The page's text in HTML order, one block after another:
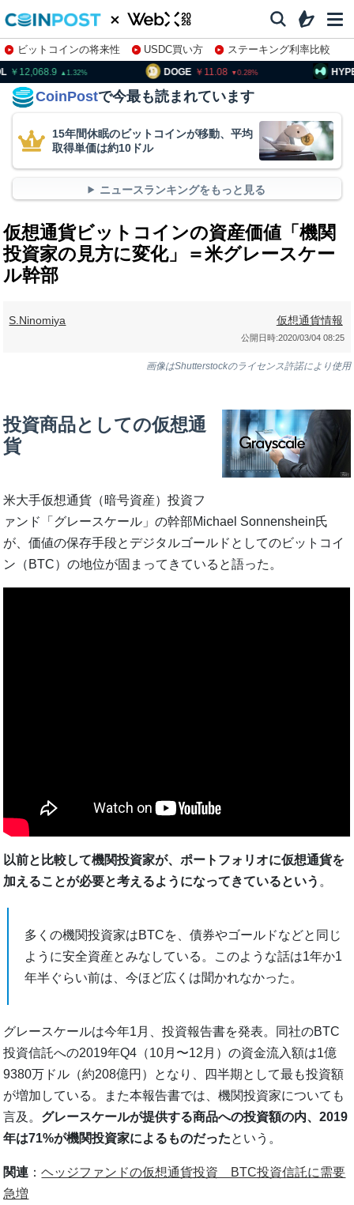
ビットコインの将来性 USDC買い方
ステーキング利率比較
株特集・関連銘柄
1.32 DOGE 11.08 0.28 HYPE
CoinPostで今最も読まれています
15年間休眠のビットコインが移動、平均
取得単価は約10ドル
ニュースランキングをもっと見る
仮想通貨ビットコインの資産価値「機関
投資家の見方に変化」＝米グレースケー
ル幹部
S.Ninomiya 仮想通貨情報
公開日時:2020/03/04 08:25
画像はShutterstockのライセンス許諾により使用
投資商品としての仮想通
貨
米大手仮想通貨（暗号資産）投資フ
ァンド「グレースケール」の幹部Michael Sonnenshein氏
が、価値の保存手段とデジタルゴールドとしてのビットコイ
ン（BTC）の地位が固まってきていると語った。
以前と比較して機関投資家が、ポートフォリオに仮想通貨を
加えることが必要と考えるようになってきているという 。
多くの機関投資家はBTCを、債券やゴールドなどと同じ
ように安全資産とみなしている。このような話は1年か1
年半ぐらい前は、今ほど広くは聞かれなかった。
グレースケールは今年1月、投資報告書を発表。同社のBTC
投資信託への2019年Q4（10月〜12月）の資金流入額は1億
9380万ドル（約208億円）となり、四半期として最も投資額
が増加している。また本報告書では、機関投資家についても
言及。 グレースケールが提供する商品への投資額の内、2019
年は71%が機関投資家によるものだったという。
関連 ：ヘッジファンドの仮想通貨投資 BTC投資信託に需要
急増